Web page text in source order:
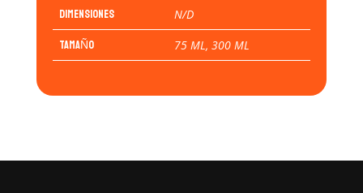
Dimensiones N/D
TAMAÑO 75 ML, 300 ML